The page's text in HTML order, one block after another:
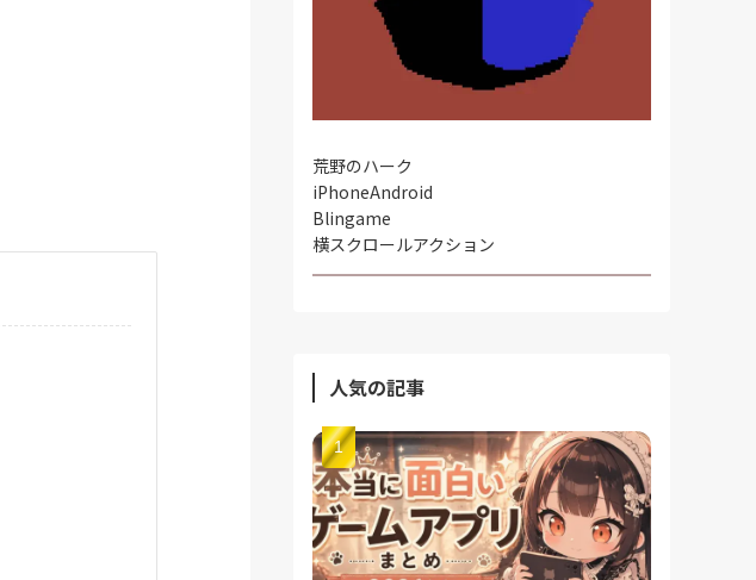
荒野のハーク
iPhoneAndroid
Blingame
横スクロールアクション
人気の記事